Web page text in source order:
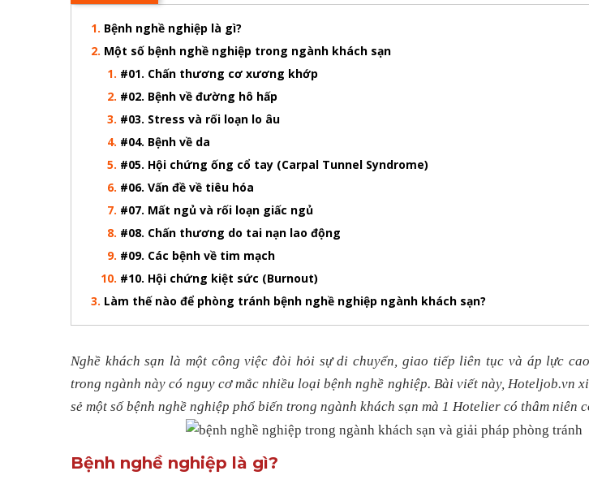
Bệnh nghề nghiệp là gì?
Một số bệnh nghề nghiệp trong ngành khách sạn
#01. Chấn thương cơ xương khớp
#02. Bệnh về đường hô hấp
#03. Stress và rối loạn lo âu
#04. Bệnh về da
#05. Hội chứng ống cổ tay (Carpal Tunnel Syndrome)
#06. Vấn đề về tiêu hóa
#07. Mất ngủ và rối loạn giấc ngủ
#08. Chấn thương do tai nạn lao động
#09. Các bệnh về tim mạch
#10. Hội chứng kiệt sức (Burnout)
Làm thế nào để phòng tránh bệnh nghề nghiệp ngành khách sạn?
Nghề khách sạn là một công việc đòi hỏi sự di chuyển, giao tiếp liên tục và áp lực
trong ngành này có nguy cơ mắc nhiều loại bệnh nghề nghiệp. Bài viết này, Hoteljob.vn
sẻ một số bệnh nghề nghiệp phổ biến trong ngành khách sạn mà 1 Hotelier có thâm niên
Bệnh nghề nghiệp là gì?